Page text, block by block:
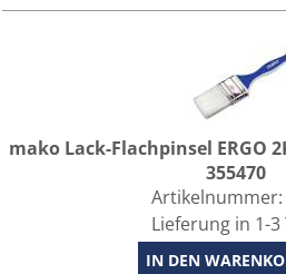
mako Lack-Flachpinsel ERGO
355470
Artikelnummer:
Lieferung in 1-3
IN DEN